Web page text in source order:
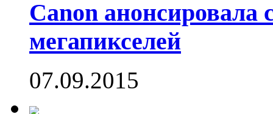
Canon анонсировала
мегапикселей
07.09.2015